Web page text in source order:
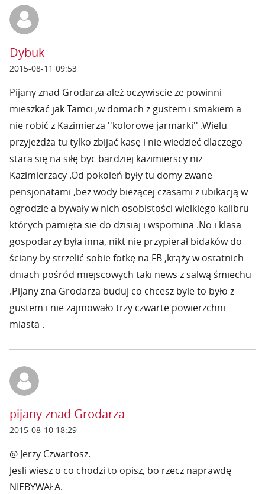
Dybuk
2015-08-11 09:53
Pijany znad Grodarza ależ oczywiscie ze powinni
mieszkać jak Tamci ,w domach z gustem i smakiem a
nie robić z Kazimierza ''kolorowe jarmarki'' .Wielu
przyjeżdża tu tylko zbijać kasę i nie wiedzieć dlaczego
stara się na siłę byc bardziej kazimierscy niż
Kazimierzacy .Od pokoleń były tu domy zwane
pensjonatami ,bez wody bieżącej czasami z ubikacją w
ogrodzie a bywały w nich osobistości wielkiego kalibru
których pamięta sie do dzisiaj i wspomina .No i klasa
gospodarzy była inna, nikt nie przypierał bidaków do
ściany by strzelić sobie fotkę na FB ,krąży w ostatnich
dniach pośród miejscowych taki news z salwą śmiechu
.Pijany zna Grodarza buduj co chcesz byle to było z
gustem i nie zajmowało trzy czwarte powierzchni
miasta .
pijany znad Grodarza
2015-08-10 18:29
@ Jerzy Czwartosz.
Jesli wiesz o co chodzi to opisz, bo rzecz naprawdę
NIEBYWAŁA.